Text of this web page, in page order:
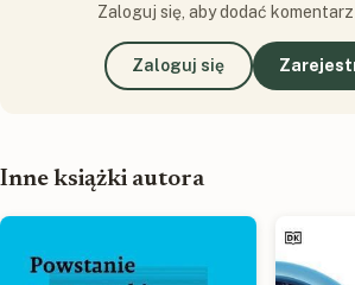
Zaloguj się, aby dodać
Zaloguj się
Inne książki autora